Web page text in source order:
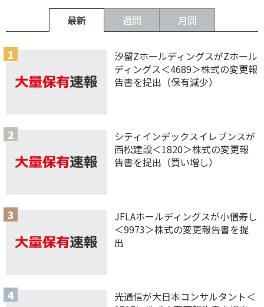
最新 週間 月間
汐留ZホールディングスがZホール
ディングス＜4689＞株式の変更報
告書を提出（保有減少）
シティインデックスイレブンスが
西松建設＜1820＞株式の変更報
告書を提出（買い増し）
JFLAホールディングスが小僧寿し
＜9973＞株式の変更報告書を提
出
光通信が大日本コンサルタント＜